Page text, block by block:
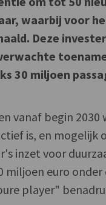
waarbij voor
Deze
30 miljoen
vanaf begin
is, en mogelijk
inzet voor
miljoen euro
player"